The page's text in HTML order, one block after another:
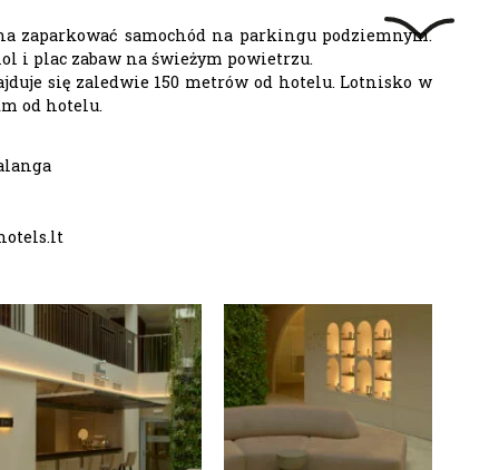
zaparkować samochód na parkingu podziemnym.
i plac zabaw na świeżym powietrzu.
się zaledwie 150 metrów od hotelu. Lotnisko w
od hotelu.